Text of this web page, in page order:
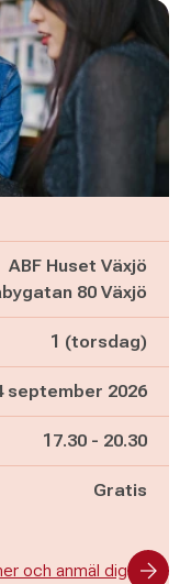
ABF Huset Växjö
80 Växjö
1 (torsdag)
september 2026
Pågår mellan
17.30 - och
20.30
Gratis
och anmäl dig